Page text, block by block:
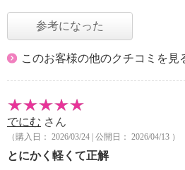
参考になった
このお客様の他のクチコミを見
でにむ さん
（購入日： 2026/03/24 | 公開日： 2026/04/13 ）
とにかく軽くて正解